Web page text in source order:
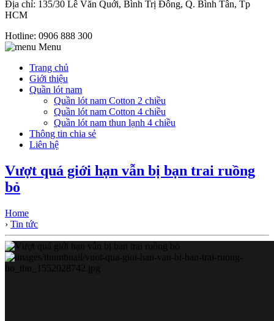
Địa chỉ: 135/30 Lê Văn Quới, Bình Trị Đông, Q. Bình Tân, Tp
HCM
Hotline: 0906 888 300
Menu
Trang chủ
Giới thiệu
Quần lót nam
Quần lót nam Cotton 2 chiều
Quần lót nam Cotton 4 chiều
Quần lót nam thun lạnh 4 chiều
Thông tin chia sẻ
Liên hệ
Vượt quá giới hạn vẫn bị bạn trai ruồng
bỏ
Home
› Tin tức